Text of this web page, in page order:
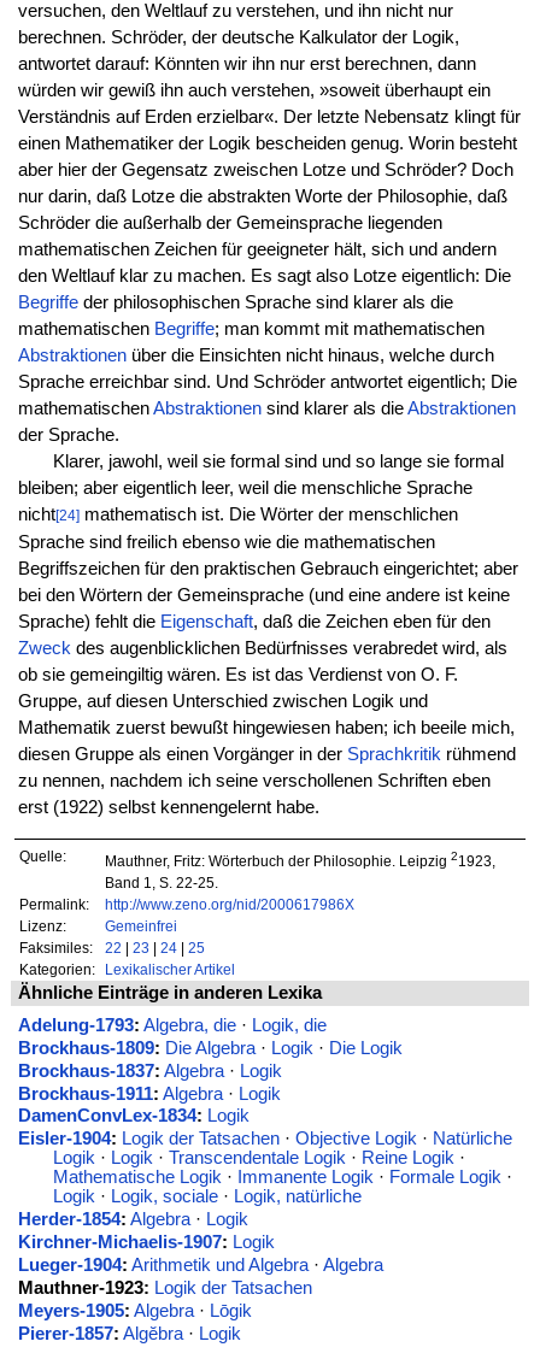
versuchen, den Weltlauf zu verstehen, und ihn nicht nur
berechnen. Schröder, der deutsche Kalkulator der Logik,
antwortet darauf: Könnten wir ihn nur erst berechnen, dann
würden wir gewiß ihn auch verstehen, »soweit überhaupt ein
Verständnis auf Erden erzielbar«. Der letzte Nebensatz klingt für
einen Mathematiker der Logik bescheiden genug. Worin besteht
aber hier der Gegensatz zweischen Lotze und Schröder? Doch
nur darin, daß Lotze die abstrakten Worte der Philosophie, daß
Schröder die außerhalb der Gemeinsprache liegenden
mathematischen Zeichen für geeigneter hält, sich und andern
den Weltlauf klar zu machen. Es sagt also Lotze eigentlich: Die
Begriffeder philosophischen Sprache sind klarer als die
mathematischen Begriffe; man kommt mit mathematischen
Abstraktionenüber die Einsichten nicht hinaus, welche durch
Sprache erreichbar sind. Und Schröder antwortet eigentlich; Die
mathematischenAbstraktionensind klarer als dieAbstraktionen
der Sprache.
Klarer, jawohl, weil sie formal sind und so lange sie formal
bleiben; aber eigentlich leer, weil die menschliche Sprache
nicht[24]mathematisch ist. Die Wörter der menschlichen
Sprache sind freilich ebenso wie die mathematischen
Begriffszeichen für den praktischen Gebrauch eingerichtet; aber
bei den Wörtern der Gemeinsprache (und eine andere ist keine
Sprache) fehlt die Eigenschaft, daß die Zeichen eben für den
Zweckdes augenblicklichen Bedürfnisses verabredet wird, als
ob sie gemeingiltig wären. Es ist das Verdienst von O. F.
Gruppe, auf diesen Unterschied zwischen Logik und
Mathematik zuerst bewußt hingewiesen haben; ich beeile mich,
diesen Gruppe als einen Vorgänger in der Sprachkritikrühmend
zu nennen, nachdem ich seine verschollenen Schriften eben
erst (1922) selbst kennengelernt habe.
Quelle: Mauthner, Fritz: Wörterbuch der Philosophie. Leipzig 21923,
Band 1, S. 22-25.
Permalink:
http://www.zeno.org/nid/2000617986X
Lizenz:
Gemeinfrei
Faksimiles:
22 | 23 | 24| 25
Kategorien:
Lexikalischer Artikel
Ähnliche Einträge in anderen Lexika
Adelung-1793: Algebra, die· Logik, die
Brockhaus-1809: Die Algebra· Logik · Die Logik
Brockhaus-1837: Algebra· Logik
Brockhaus-1911: Algebra· Logik
DamenConvLex-1834: Logik
Eisler-1904: Logik der Tatsachen· Objective Logik· Natürliche
Logik· Logik· Transcendentale Logik· Reine Logik·
Mathematische Logik· Immanente Logik· Formale Logik·
Logik· Logik, sociale· Logik, natürliche
Herder-1854: Algebra· Logik
Kirchner-Michaelis-1907: Logik
Lueger-1904: Arithmetik und Algebra· Algebra
Mauthner-1923: Logik der Tatsachen
Meyers-1905: Algebra· Lōgik
Pierer-1857: Algĕbra· Logik